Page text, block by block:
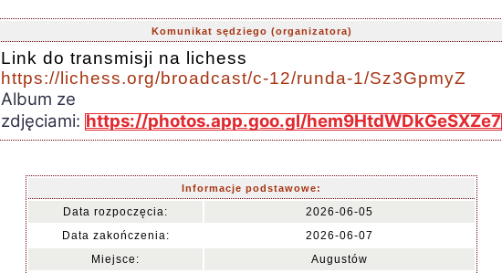
Komunikat sędziego (organizatora)
Link do transmisji na lichess
https://lichess.org/broadcast/c-12/runda-1/Sz3GpmyZ
Album ze
zdjęciami: https://photos.app.goo.gl/hem9HtdWDkGeSXZe7
Informacje podstawowe:
Data rozpoczęcia:
2026-06-05
Data zakończenia:
2026-06-07
Miejsce:
Augustów